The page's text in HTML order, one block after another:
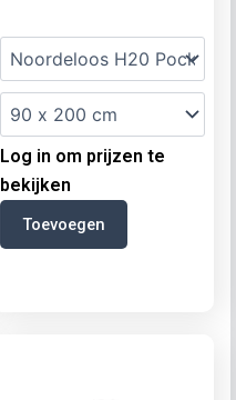
Log in om prijzen te
bekijken
Toevoegen